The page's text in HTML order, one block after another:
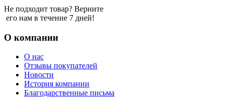
Не подходит товар? Верните
его нам в течение 7 дней!
О компании
О нас
Отзывы покупателей
Новости
История компании
Благодарственные письма